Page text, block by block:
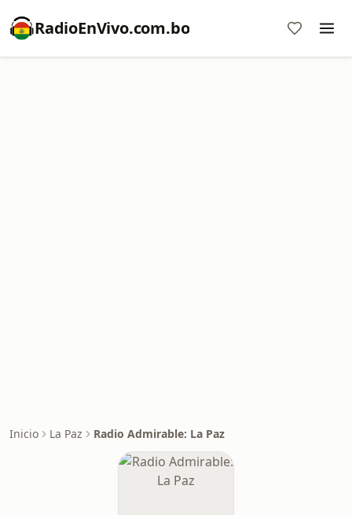
RadioEnVivo.com.bo
Inicio La Paz Radio Admirable: La Paz